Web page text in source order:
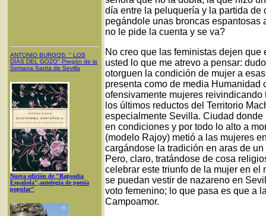
ANTONIO BURGOS: " LOS
DÍAS DEL GOZO" Pregón de la
Semana Santa de Sevilla
Nueva edición de "Rapsodia
Española",antología de poesía
popular"
día entre la peluquería y la partida de
pegándole unas broncas espantosas
no le pide la cuenta y se va?
No creo que las feministas dejen
usted lo que me atrevo a pensar:
otorguen la condición de mujer a
presenta como de media Humanidad
ofensivamente mujeres
los últimos reductos del Territorio
especialmente Sevilla. Ciudad
en condiciones y por todo lo alto a
(modelo Rajoy) metió a las mujeres
cargándose la tradición en aras de
Pero, claro, tratándose de cosa
celebrar este triunfo de la mujer en
se puedan vestir de nazareno en
voto femenino; lo que pasa es que a
Campoamor.